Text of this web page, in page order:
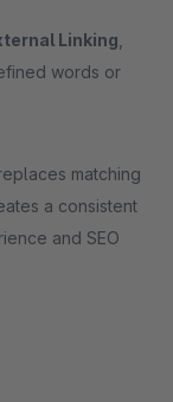
Linking
words or
matching
a consistent
and SEO